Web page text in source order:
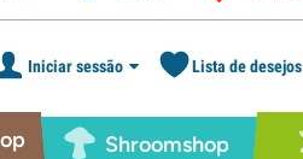
Iniciar sessão Lista de desejos
Shroomshop